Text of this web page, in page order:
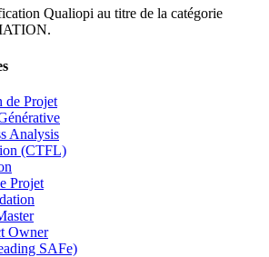
Qualiopi au titre de la catégorie
de Projet
Analysis
(CTFL)
Projet
Owner
SAFe)